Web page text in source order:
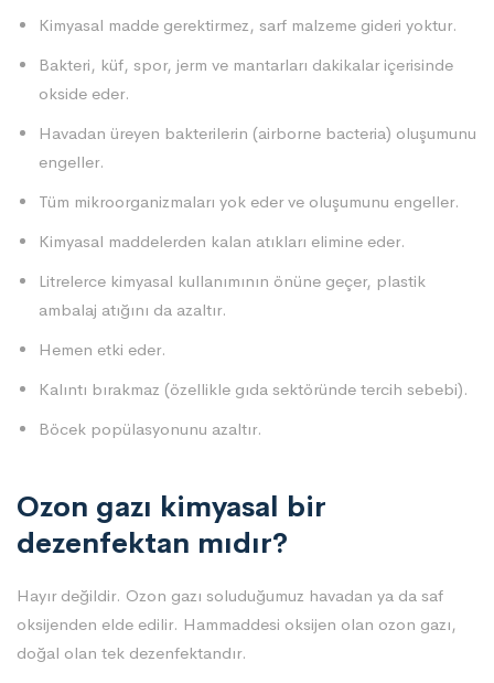
Kimyasal madde gerektirmez, sarf malzeme gideri yoktur.
Bakteri, küf, spor, jerm ve mantarları dakikalar içerisinde
okside eder.
Havadan üreyen bakterilerin (airborne bacteria) oluşumunu
engeller.
Tüm mikroorganizmaları yok eder ve oluşumunu engeller.
Kimyasal maddelerden kalan atıkları elimine eder.
Litrelerce kimyasal kullanımının önüne geçer, plastik
ambalaj atığını da azaltır.
Hemen etki eder.
Kalıntı bırakmaz (özellikle gıda sektöründe tercih sebebi).
Böcek popülasyonunu azaltır.
Ozon gazı kimyasal bir
dezenfektan mıdır?
Hayır değildir. Ozon gazı soluduğumuz havadan ya da saf
oksijenden elde edilir. Hammaddesi oksijen olan ozon gazı,
doğal olan tek dezenfektandır.